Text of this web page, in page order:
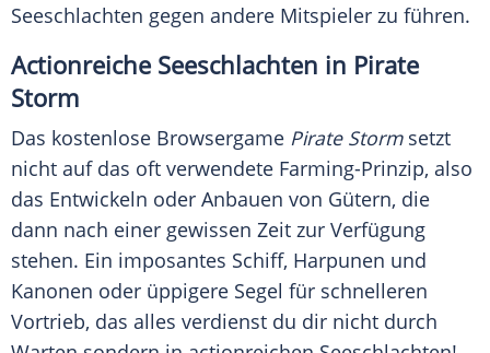
Seeschlachten gegen andere Mitspieler zu führen.
Actionreiche Seeschlachten in Pirate
Storm
Das kostenlose Browsergame Pirate Stormsetzt
nicht auf das oft verwendete Farming-Prinzip, also
das Entwickeln oder Anbauen von Gütern, die
dann nach einer gewissen Zeit zur Verfügung
stehen. Ein imposantes Schiff, Harpunen und
Kanonen oder üppigere Segel für schnelleren
Vortrieb, das alles verdienst du dir nicht durch